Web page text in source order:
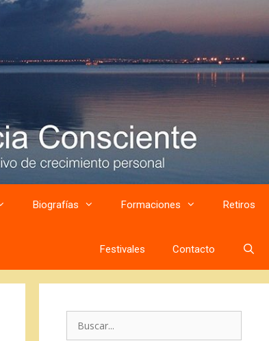
Biografías Formaciones Retiros
Festivales Contacto